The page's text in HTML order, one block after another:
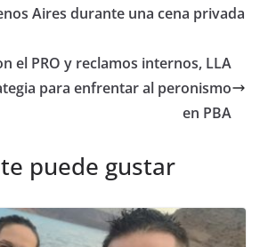
Aires durante una cena privada
el PRO y reclamos internos, LLA
para enfrentar al peronismo
en PBA
puede gustar